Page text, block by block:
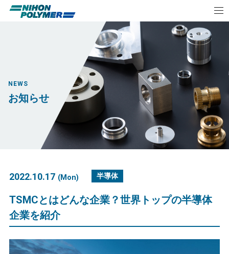
NEWS
お知らせ
2022.10.17 (Mon) 半導体
TSMCとはどんな企業？世界トップの半導体
企業を紹介